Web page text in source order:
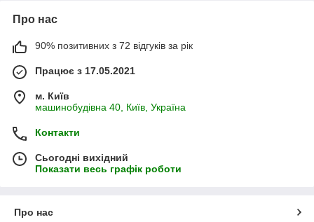
Про нас
90% позитивних з 72 відгуків за рік
Працює з 17.05.2021
м. Київ
машинобудівна 40, Київ, Україна
Контакти
Сьогодні вихідний
Показати весь графік роботи
Про нас